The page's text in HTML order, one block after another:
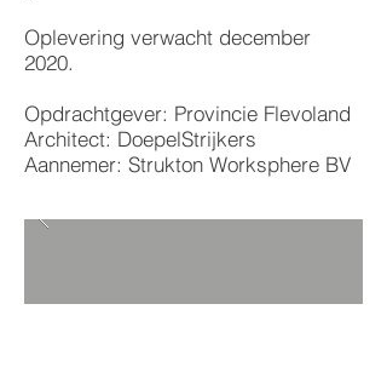
Oplevering verwacht december
2020.
Opdrachtgever: Provincie Flevoland
Architect: DoepelStrijkers
Aannemer: Strukton Worksphere BV